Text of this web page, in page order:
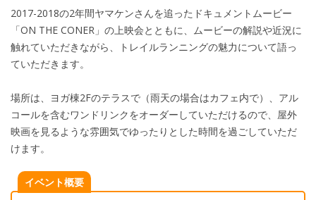
2017-2018の2年間ヤマケンさんを追ったドキュメントムービー
「ON THE CONER 」の上映会とともに、ムービーの解説や近況に
触れていただきながら、トレイルランニングの魅力について語っ
ていただきます。
場所は、ヨガ棟2Fのテラスで（雨天の場合はカフェ内で）、アル
コールを含むワンドリンクをオーダーしていただけるので、屋外
映画を見るような雰囲気でゆったりとした時間を過ごしていただ
けます。
イベント概要